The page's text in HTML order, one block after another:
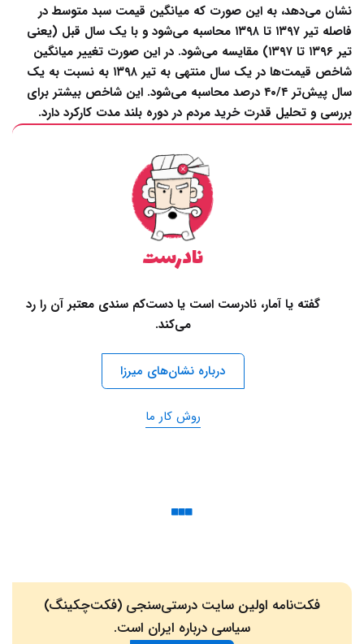
نشان می‌دهد، به این صورت که میانگین قیمت‌ سبد متوسط در
فاصله تیر ۱۳۹۷ تا ۱۳۹۸ محاسبه می‌شود و با یک سال قبل (یعنی
تیر ۱۳۹۶ تا ۱۳۹۷) مقایسه می‌شود. در این صورت تغییر میانگین
شاخص قیمت‌ها در یک سال منتهی به تیر ۱۳۹۸ به نسبت به یک
سال پیش‌تر ۴۰/۴ درصد محاسبه می‌شود. این شاخص بیشتر برای
بررسی و تحلیل قدرت خرید مردم در دوره بلند مدت کارکرد دارد.
نادرست
گفته یا آمار، نادرست است یا دست‌کم سندی معتبر آن را رد
می‌کند.
درباره نشان‌های میرزا
روش کار ما
فکت‌نامه اولین سایت درستی‌سنجی (فکت‌چکینگ)
سیاسی درباره ایران است.